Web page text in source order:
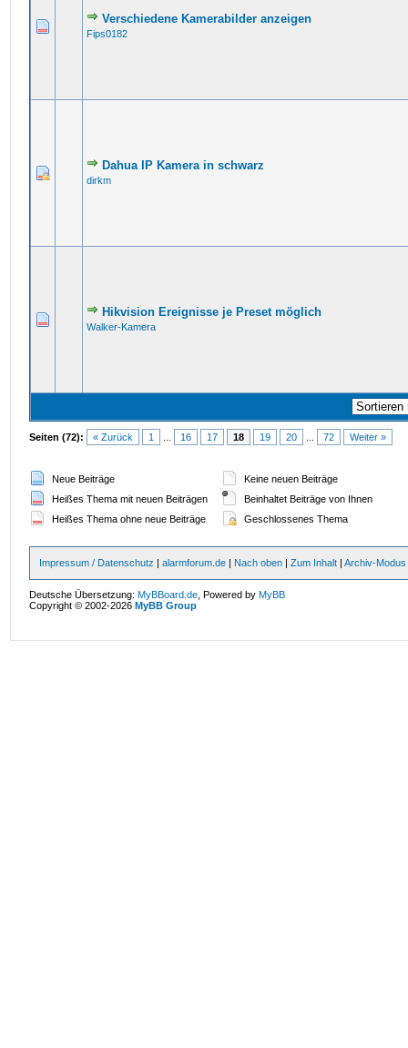
Verschiedene Kamerabilder anzeigen
Fips0182
Dahua IP Kamera in schwarz
dirkm
Hikvision Ereignisse je Preset möglich
Walker-Kamera
Seiten (72): « Zurück 1 16 17 18 19 20 72 Weiter »
Neue Beiträge
Heißes Thema mit neuen Beiträgen
Heißes Thema ohne neue Beiträge
Keine neuen Beiträge
Beinhaltet Beiträge von Ihnen
Geschlossenes Thema
Impressum / Datenschutz |alarmforum.de | Nach oben |Zum Inhalt |Archiv-Modus
Deutsche Übersetzung:MyBBoard.de , Powered byMyBB
Copyright © 2002-2026MyBB Group